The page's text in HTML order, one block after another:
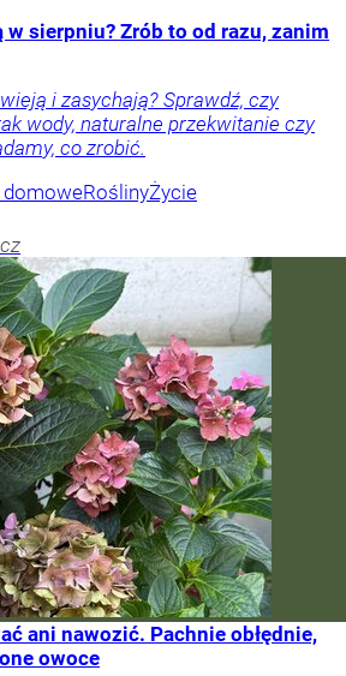
w sierpniu? Zrób to od razu, zanim
i zasychają? Sprawdź, czy
wody, naturalne przekwitanie czy
co zrobić.
domoweRoślinyŻycie
ani nawozić. Pachnie obłędnie,
owoce